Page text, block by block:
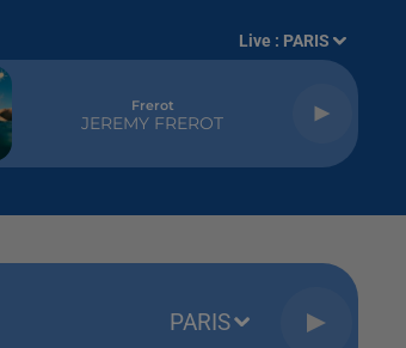
Live : PARIS
Frerot
JEREMY FREROT
PARIS